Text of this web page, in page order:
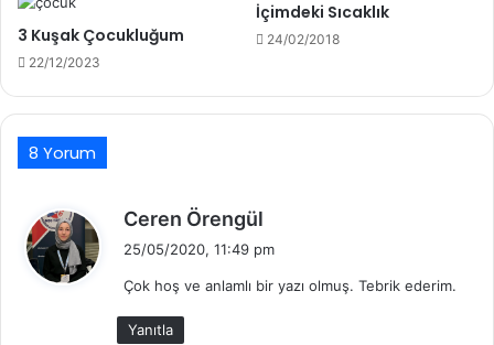
3 Kuşak Çocukluğum
22/12/2023
İçimdeki Sıcaklık
24/02/2018
8 Yorum
Ceren Örengül
i
25/05/2020, 11:49 pm
Çok hoş ve anlamlı bir yazı olmuş. Tebrik ederim.
Yanıtla